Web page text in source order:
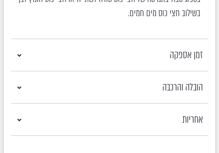
בשילוב חצי כוס מים חמים.
זמן אספקה
הובלה והרכבה
אחריות